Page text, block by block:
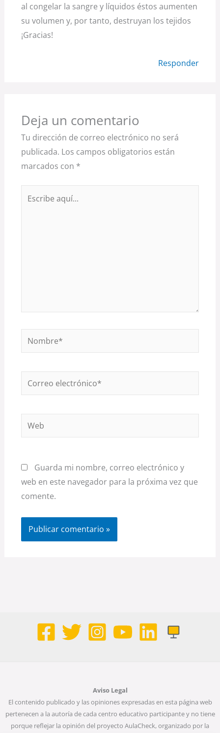
al congelar la sangre y líquidos éstos aumenten
su volumen y, por tanto, destruyan los tejidos
¡Gracias!
Responder
Deja un comentario
Tu dirección de correo electrónico no será
publicada. Los campos obligatorios están
marcados con *
Nombre*
Correo
Web
Guarda mi nombre, correo electrónico y
web en este navegador para la próxima vez que
comente.
Aviso Legal
El contenido publicado y las opiniones expresadas en esta página web
pertenecen a la autoría de cada centro educativo participante y no tiene
porque reflejar la opinión del proyecto AulaCheck, organizado por la